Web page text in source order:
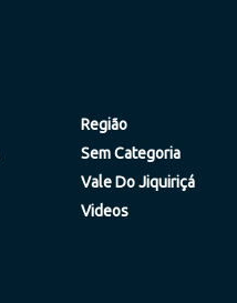
Região
Sem Categoria
Vale Do Jiquiriçá
Videos